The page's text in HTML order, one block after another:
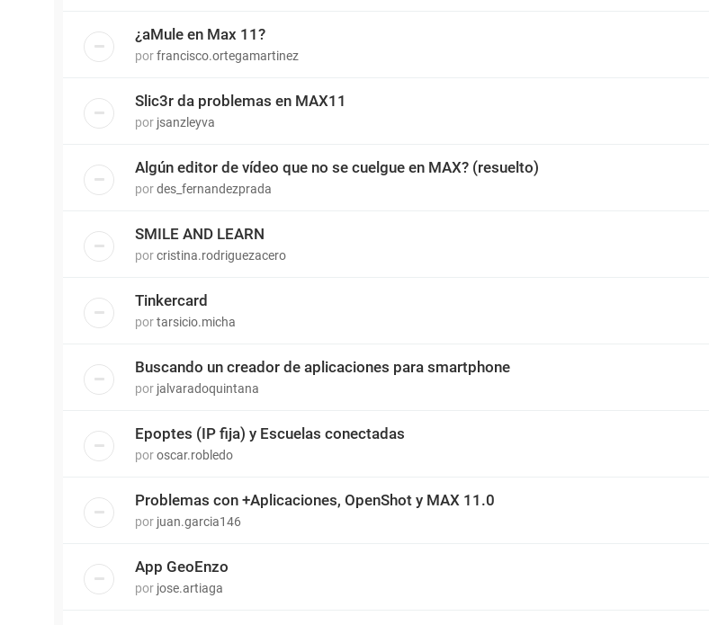
¿aMule en Max 11?
porfrancisco.ortegamartinez
Slic3r da problemas en MAX11
por jsanzleyva
Algún editor de vídeo que no se cuelgue en MAX? (resuelto)
pordes_fernandezprada
SMILE AND LEARN
porcristina.rodriguezacero
Tinkercard
portarsicio.micha
Buscando un creador de aplicaciones para smartphone
por jalvaradoquintana
Epoptes (IP fija) y Escuelas conectadas
poroscar.robledo
Problemas con +Aplicaciones, OpenShot y MAX 11.0
por juan.garcia146
App GeoEnzo
por jose.artiaga